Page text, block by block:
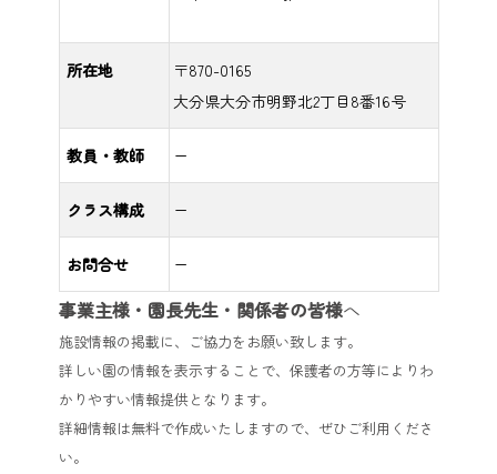
所在地
〒870-0165
大分県大分市明野北2丁目8番16号
教員・教師 ー
クラス構成 ー
お問合せ ー
事業主様・園長先生・関係者の皆様へ
施設情報の掲載に、ご協力をお願い致します。
詳しい園の情報を表示することで、保護者の方等によりわ
かりやすい情報提供となります。
詳細情報は無料で作成いたしますので、ぜひご利用くださ
い。